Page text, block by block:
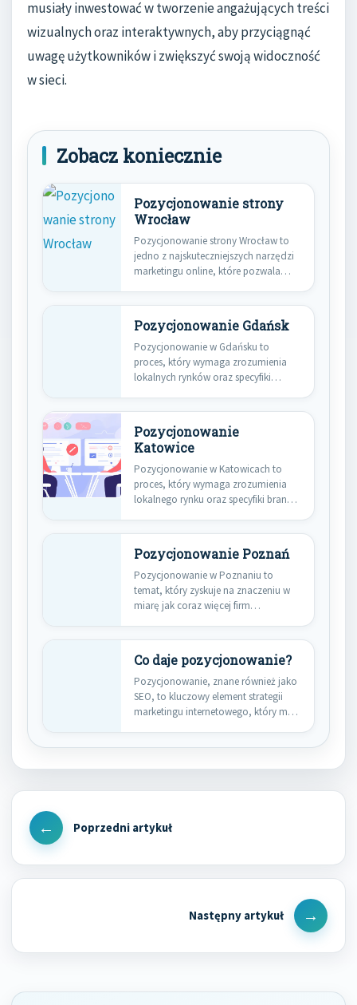
musiały inwestować w tworzenie angażujących treści
wizualnych oraz interaktywnych, aby przyciągnąć
uwagę użytkowników i zwiększyć swoją widoczność
w sieci.
Zobacz koniecznie
Pozycjonowanie strony
Wrocław
Pozycjonowanie strony Wrocław to
jedno z najskuteczniejszych narzędzi
marketingu online, które pozwala
Pozycjonowanie Gdańsk
Pozycjonowanie w Gdańsku to
proces, który wymaga zrozumienia
lokalnych rynków oraz specyfiki
Pozycjonowanie
Katowice
Pozycjonowanie w Katowicach to
proces, który wymaga zrozumienia
lokalnego rynku oraz specyfiki branży,
Pozycjonowanie Poznań
Pozycjonowanie w Poznaniu to
temat, który zyskuje na znaczeniu w
miarę jak coraz więcej firm…
Co daje pozycjonowanie?
Pozycjonowanie, znane również jako
SEO, to kluczowy element strategii
marketingu internetowego, który ma
Nawigacja
wpisu
Previous
Next
Post